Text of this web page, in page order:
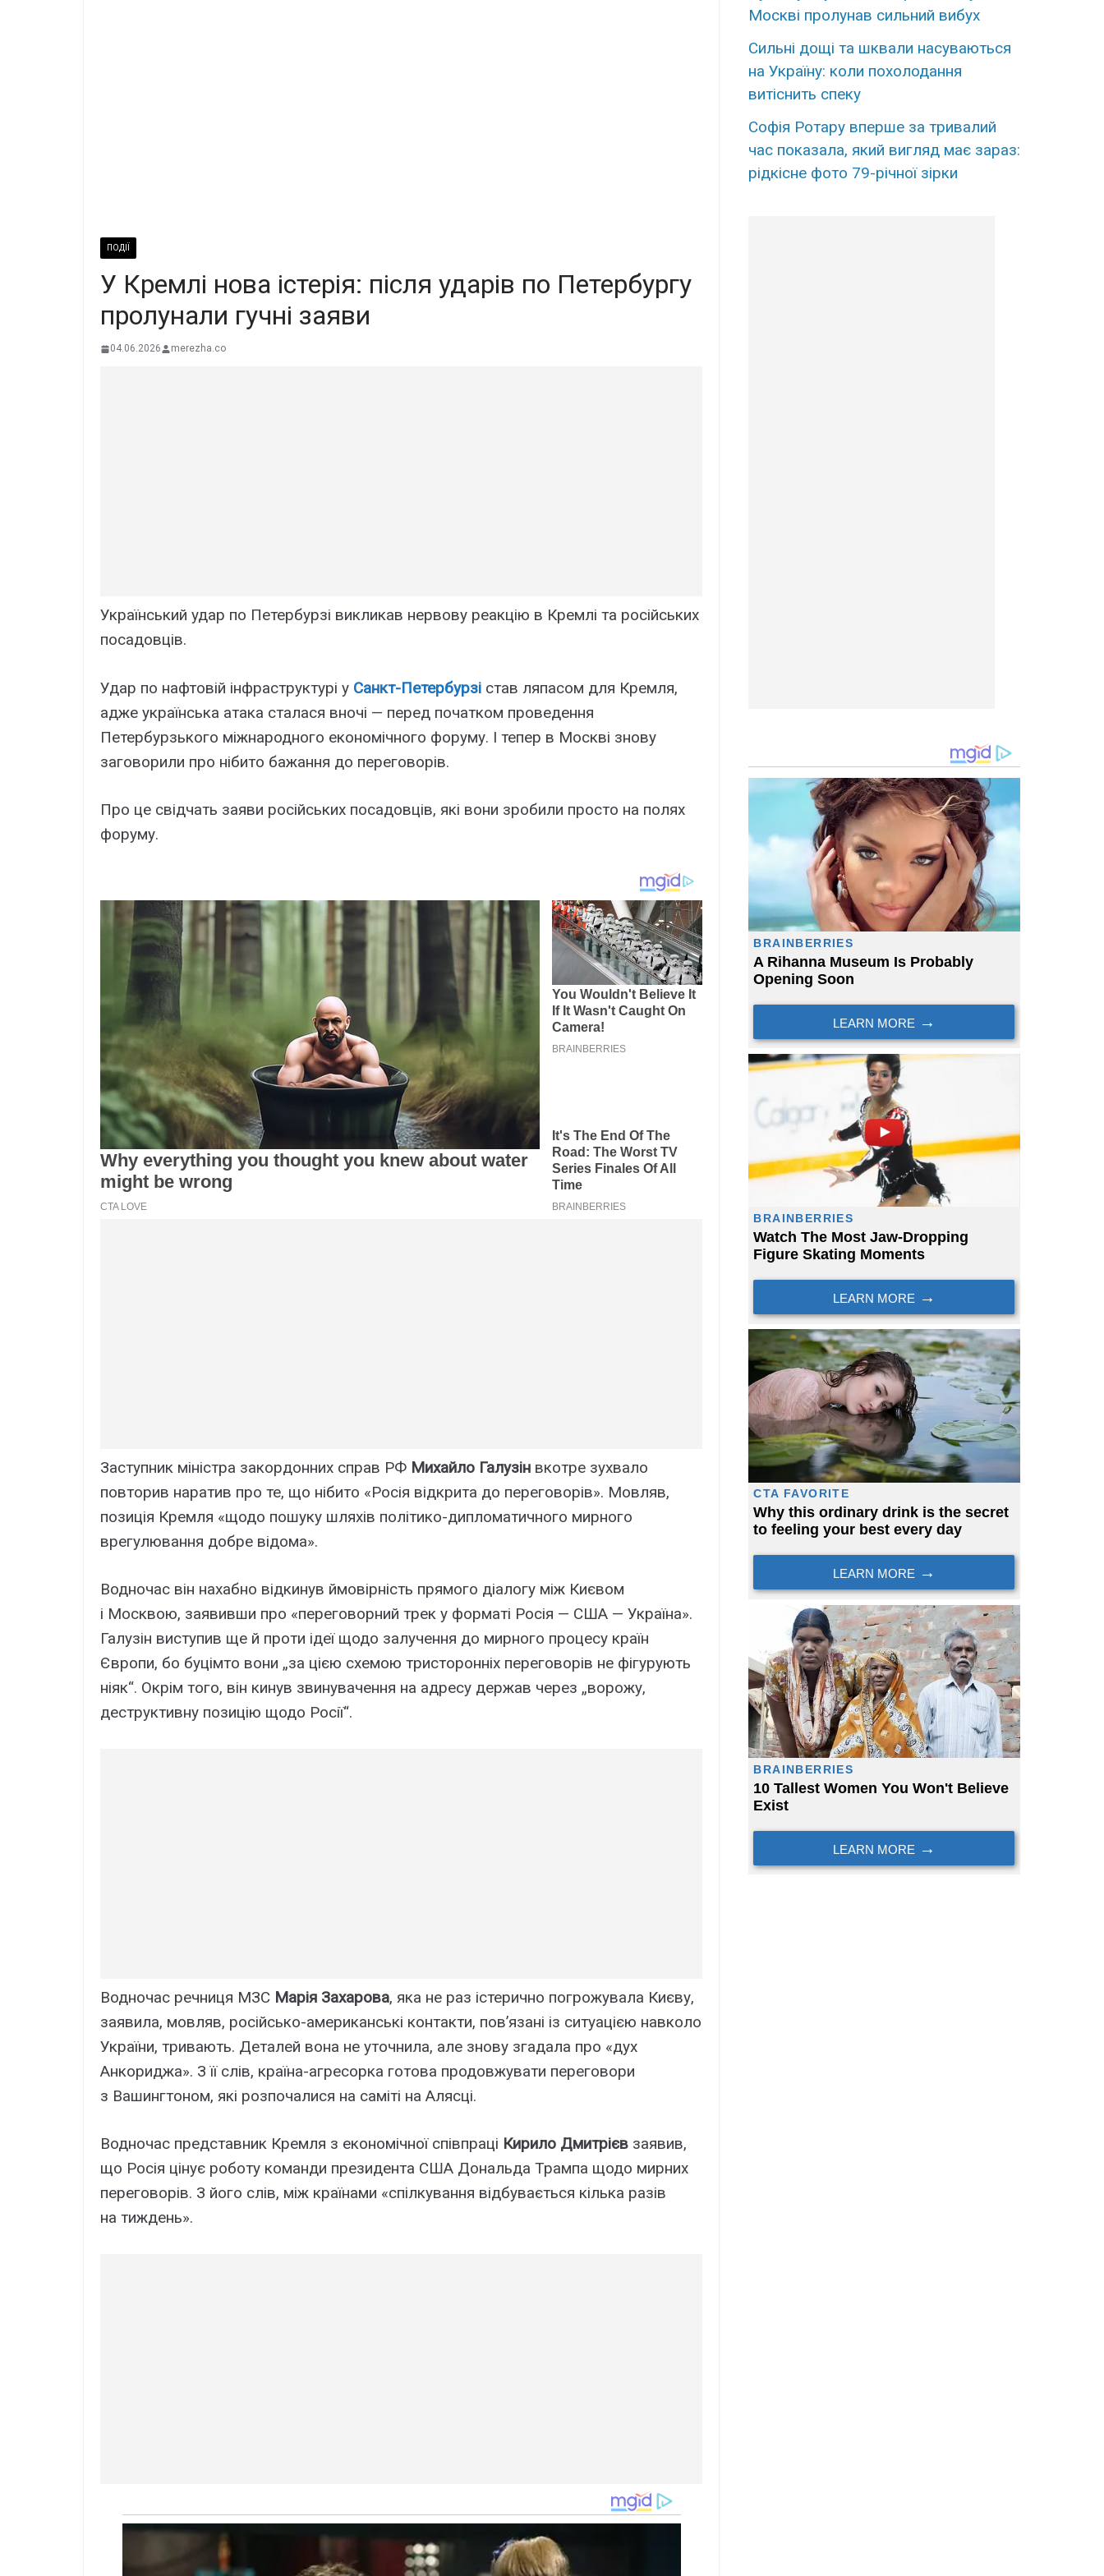
ПОДІЇ
У Кремлі нова істерія: після ударів по Петербургу
пролунали гучні заяви
04.06.2026 merezha.co
Український удар по Петербурзі викликав нервову реакцію в Кремлі та російських
посадовців.
Удар по нафтовій інфраструктурі у Санкт-Петербурзі став ляпасом для Кремля,
адже українська атака сталася вночі — перед початком проведення
Петербурзького міжнародного економічного форуму. І тепер в Москві знову
заговорили про нібито бажання до переговорів.
Про це свідчать заяви російських посадовців, які вони зробили просто на полях
форуму.
Заступник міністра закордонних справ РФ Михайло Галузін вкотре зухвало
повторив наратив про те, що нібито «Росія відкрита до переговорів». Мовляв,
позиція Кремля «щодо пошуку шляхів політико-дипломатичного мирного
врегулювання добре відома».
Водночас він нахабно відкинув ймовірність прямого діалогу між Києвом
і Москвою, заявивши про «переговорний трек у форматі Росія — США — Україна».
Галузін виступив ще й проти ідеї щодо залучення до мирного процесу країн
Європи, бо буцімто вони „за цією схемою тристоронніх переговорів не фігурують
ніяк“. Окрім того, він кинув звинувачення на адресу держав через „ворожу,
деструктивну позицію щодо Росії“.
Водночас речниця МЗС Марія Захарова, яка не раз істерично погрожувала Києву,
заявила, мовляв, російсько-американські контакти, пов’язані із ситуацією навколо
України, тривають. Деталей вона не уточнила, але знову згадала про «дух
Анкориджа». З її слів, країна-агресорка готова продовжувати переговори
з Вашингтоном, які розпочалися на саміті на Алясці.
Водночас представник Кремля з економічної співпраці Кирило Дмитрієв заявив,
що Росія цінує роботу команди президента США Дональда Трампа щодо мирних
переговорів. З його слів, між країнами «спілкування відбувається кілька разів
на тиждень».
Москві пролунав сильний вибух
Сильні дощі та шквали насуваються
на Україну: коли похолодання
витіснить спеку
Софія Ротару вперше за тривалий
час показала, який вигляд має зараз:
рідкісне фото 79-річної зірки